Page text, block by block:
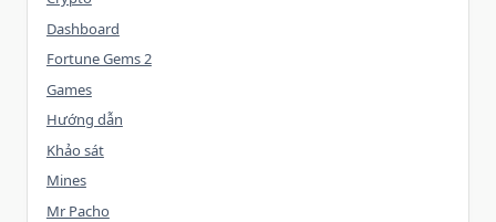
Dashboard
Fortune Gems 2
Games
Hướng dẫn
Khảo sát
Mines
Mr Pacho